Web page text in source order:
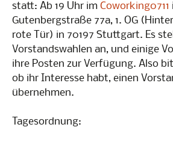
statt: Ab 19 Uhr im Coworking0711
Gutenbergstraße 77a, 1. OG
rote Tür) in 70197 Stuttgart. Es
Vorstandswahlen an, und einige
ihre Posten zur Verfügung. Also
ob ihr Interesse habt, einen
übernehmen.
Tagesordnung: